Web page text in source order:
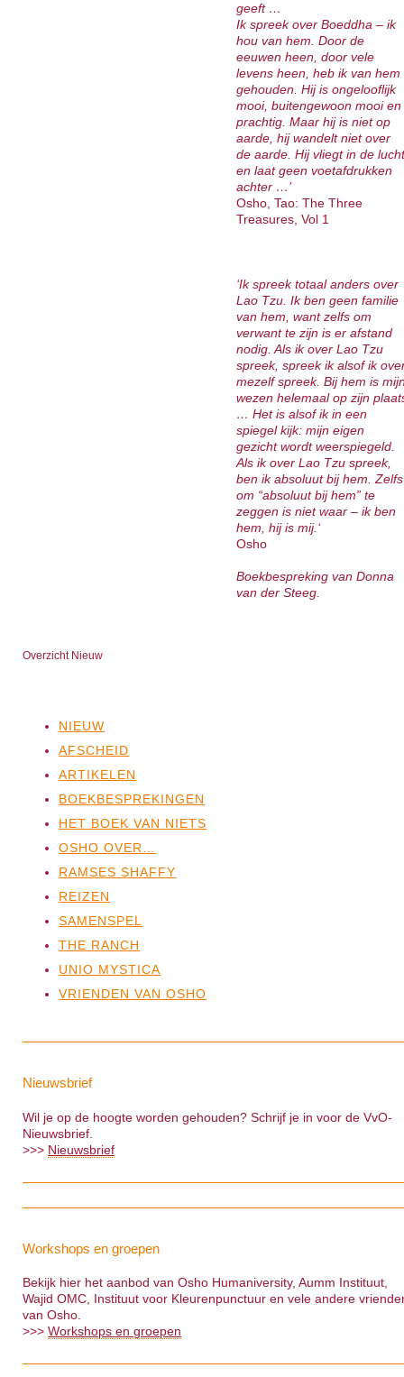
geeft …
Ik spreek over Boeddha – ik
hou van hem. Door de
eeuwen heen, door vele
levens heen, heb ik van hem
gehouden. Hij is ongelooflijk
mooi, buitengewoon mooi en
prachtig. Maar hij is niet op
aarde, hij wandelt niet over
de aarde. Hij vliegt in de lucht
en laat geen voetafdrukken
achter …’
Osho, Tao: The Three
Treasures, Vol 1
‘Ik spreek totaal anders over
Lao Tzu. Ik ben geen familie
van hem, want zelfs om
verwant te zijn is er afstand
nodig. Als ik over Lao Tzu
spreek, spreek ik alsof ik
mezelf spreek. Bij hem is
wezen helemaal op zijn
… Het is alsof ik in een
spiegel kijk: mijn eigen
gezicht wordt weerspiegeld.
Als ik over Lao Tzu spreek,
ben ik absoluut bij hem. Zelfs
om “absoluut bij hem” te
zeggen is niet waar – ik ben
hem, hij is mij.‘
Osho
Boekbespreking van Donna
van der Steeg.
Overzicht Nieuw
NIEUW
AFSCHEID
ARTIKELEN
BOEKBESPREKINGEN
HET BOEK VAN NIETS
OSHO OVER…
RAMSES SHAFFY
REIZEN
SAMENSPEL
THE RANCH
UNIO MYSTICA
VRIENDEN VAN OSHO
Nieuwsbrief
Wil je op de hoogte worden gehouden? Schrijf je in voor de VvO-
Nieuwsbrief.
>>> Nieuwsbrief
Workshops en groepen
Bekijk hier het aanbod van Osho Humaniversity, Aumm Instituut,
Wajid OMC, Instituut voor Kleurenpunctuur en vele andere
van Osho.
>>>Workshops en groepen